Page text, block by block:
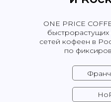
ONE PRICE
сетей кофеен в
по